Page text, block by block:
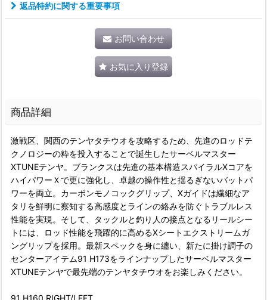
返品特約に関する重要事項
お問い合わせ
お気に入り登録
商品詳細
激戦区、関西のテンヤタチウオを攻略するため、先進のロッドテ
クノロジーの粋を投入することで誕生したサーベルマスター
XTUNEテンヤ。ブランクスは先進の基本構造スパイラルXコアを
ハイパワーＸで更に強化し、卓越の操作性と揺るぎないバットパ
ワーを両立。カーボンモノコックグリップ、Xガイドは繊細なア
タリを鮮明に察知する高感度とラインの絡みを防ぐトラブルレス
性能を実現。そして、タックルと釣り人の接点となるリールシー
トには、ロッド性能を飛躍的に高めるXシートエクストリームガ
ングリップを採用。最新スペックを身に纏い、新たに掛け調子の
センターアイテム91 H173をラインナップしたサーベルマスター
XTUNEテンヤで最先端のテンヤタチウオをお楽しみください。
91 H160 RIGHT/LEFT